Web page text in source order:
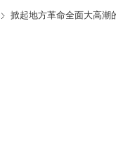
掀起地方革命全面大高潮